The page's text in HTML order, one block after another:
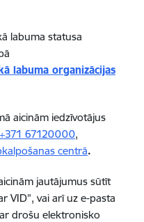
labuma statusa
labuma organizācijas
aicinām iedzīvotājus
+371 67120000,
centrā.
jautājumus sūtīt
VID”, vai arī uz e-pasta
drošu elektronisko